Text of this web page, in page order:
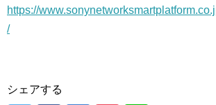
https://
/
シェアする